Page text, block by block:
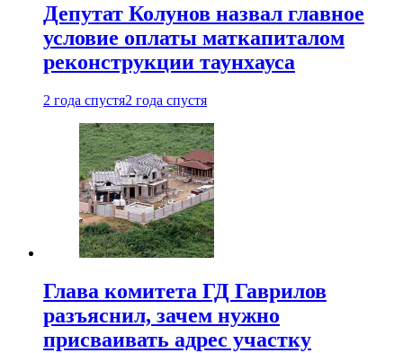
Депутат Колунов назвал главное
условие оплаты маткапиталом
реконструкции таунхауса
2 года спустя2 года спустя
Глава комитета ГД Гаврилов
разъяснил, зачем нужно
присваивать адрес участку